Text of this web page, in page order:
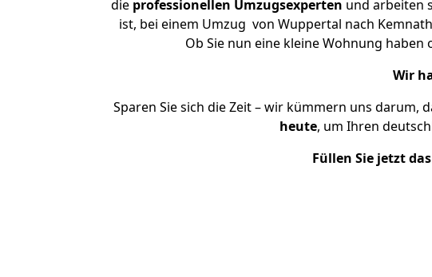
die professionellen Umzugsexperten und arbeiten
ist, bei einem Umzug von Wuppertal nach
Ob Sie nun eine kleine Wohnung
Wir
Sparen Sie sich die Zeit – wir kümmern uns darum,
heute, um Ihren
Füllen Sie jetzt